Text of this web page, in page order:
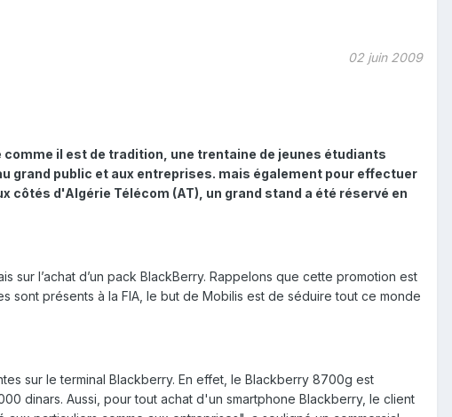
02 juin 2009
comme il est de tradition, une trentaine de jeunes étudiants
grand public et aux entreprises. mais également pour effectuer
côtés d'Algérie Télécom (AT), un grand stand a été réservé en
sur l’achat d’un pack BlackBerry. Rappelons que cette promotion est
sont présents à la FIA, le but de Mobilis est de séduire tout ce monde
sur le terminal Blackberry. En effet, le Blackberry 8700g est
dinars. Aussi, pour tout achat d'un smartphone Blackberry, le client